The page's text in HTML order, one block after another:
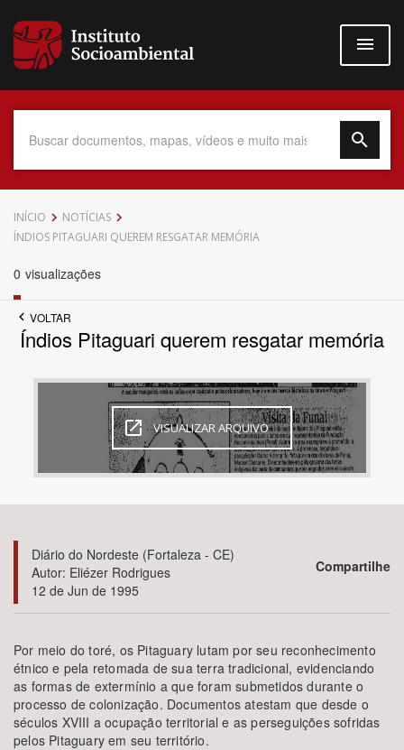
para
conteúdo
Data do Documento
Até
Subtema
Área de Levantamento
BUSCAR
INÍCIO
NOTÍCIAS
ÍNDIOS PITAGUARI QUEREM RESGATAR MEMÓRIA
0 visualizações
VOLTAR
Índios Pitaguari querem resgatar memória
VISUALIZAR ARQUIVO
Diário do Nordeste (Fortaleza - CE)
Autor: Eliézer Rodrigues
12 de Jun de 1995
Compartilhe
Por meio do toré, os Pitaguary lutam por seu reconhecimento
étnico e pela retomada de sua terra tradicional, evidenciando
as formas de extermínio a que foram submetidos durante o
processo de colonização. Documentos atestam que desde o
séculos XVIII a ocupação territorial e as perseguições sofridas
pelos Pitaguary em seu território.